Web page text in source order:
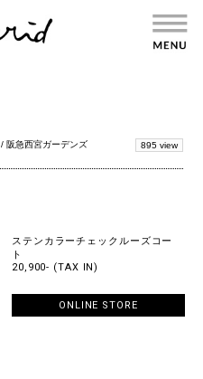
/ 阪急西宮ガーデンズ 895 view
ステンカラーチェックルーズコー
ト
20,900- (TAX IN)
ONLINE STORE